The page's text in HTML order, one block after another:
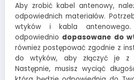
Aby zrobić kabel antenowy,
odpowiednich materiałów.
wtyków i kabla
odpowiednio dopasowane do
również postępować zgodnie z
do wtyków, aby złączyć je z
Następnie, musisz wyciąć